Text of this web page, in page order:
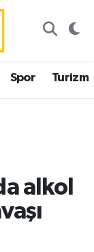
Spor Turizm
alkol